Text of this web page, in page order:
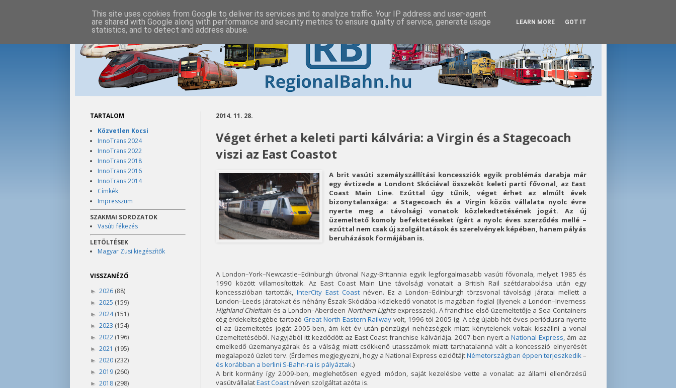
2014. 11. 28.
Véget érhet a keleti parti kálvária: a Virgin és a Stagecoach
viszi az East Coastot
A brit vasúti szemályszállítási koncessziók egyik problémás darabja már
egy évtizede a Londont Skóciával összeköt keleti parti fővonal, az East
Coast Main Line. Ezúttal úgy tűnik, véget érhet az elmúlt évek
bizonytalansága: a Stagecoach és a Virgin közös vállalata nyolc évre
nyerte meg a távolsági vonatok közlekedtetésének jogát. Az új
üzemeltető komoly befektetéseket ígért a nyolc éves szerződés mellé –
ezúttal nem csak új szolgáltatások és szerelvények képében, hanem pályás
beruházások formájában is.
A London–York–Newcastle–Edinburgh útvonal Nagy-Britannia egyik legforgalmasabb vasúti fővonala, melyet 1985 és
1990 között villamosítottak. Az East Coast Main Line távolsági vonatait a British Rail szétdarabolása után egy
koncesszióban tartották,InterCity East Coastnéven. Ez a London–Edinburgh törzsvonal távolsági járatai mellett a
London–Leeds járatokat és néhány Észak-Skóciába közlekedő vonatot is magában foglal (ilyenek a London–Inverness
Highland Chieftainés a London–Aberdeen Northern Lightsexpresszek). A franchise első üzemeltetője a Sea Containers
cég érdekeltségébe tartozó Great North Eastern Railway volt, 1996-tól 2005-ig. A cég újabb hét éves periódusra nyerte
el az üzemeltetés jogát 2005-ben, ám két év után pénzügyi nehézségek miatt kénytelenek voltak kiszállni a vonal
üzemeltetéséből. Nagyjából itt kezdődött az East Coast franchise kálváriája. 2007-ben nyert aNational Express, ám az
emelkedő üzemanyagárak és a válság miatt csökkenő utasszámok miatt tarthatalanná vált a koncesszió elnyerését
megalapozó üzleti terv. (Érdemes megjegyezni, hogy a National Express ezidőtájtNémetországban éppen terjeszkedik–
és korábban a berlini S-Bahn-ra is pályáztak.)
A brit kormány így 2009-ben, meglehetősen egyedi módon, saját kezelésbe vette a vonalat: az állami ellenőrzésű
vasútvállalatEast Coastnéven szolgáltat azóta is.
TARTALOM
Közvetlen Kocsi
InnoTrans 2024
InnoTrans 2022
InnoTrans 2018
InnoTrans 2016
InnoTrans 2014
Címkék
Impresszum
SZAKMAI SOROZATOK
Vasúti fékezés
LETÖLTÉSEK
Magyar Zusi kiegészítők
VISSZANÉZŐ
► 2026 (88)
► 2025 (159)
► 2024(151)
► 2023 (154)
► 2022 (196)
► 2021 (195)
► 2020 (232)
► 2019 (260)
► 2018 (298)
This site uses cookies from Google to deliver its services and to analyze traffic. Your IP address and user-agent
are shared with Google along with performance and security metrics to ensure quality of service, generate usage
statistics, and to detect and address abuse.
LEARN MORE GOT IT